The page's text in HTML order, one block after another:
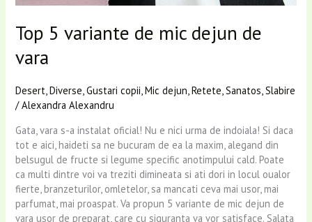
Top 5 variante de mic dejun de
vara
Desert,Diverse,Gustari copii,Mic dejun,Retete,Sanatos,Slabire
/Alexandra Alexandru
Gata, vara s-a instalat oficial! Nu e nici urma de indoiala! Si daca
tot e aici, haideti sa ne bucuram de ea la maxim, alegand din
belsugul de fructe si legume specific anotimpului cald. Poate
ca multi dintre voi va treziti dimineata si ati dori in locul oualor
fierte, branzeturilor, omletelor, sa mancati ceva mai usor, mai
parfumat, mai proaspat. Va propun 5 variante de mic dejun de
vara usor de preparat, care cu siguranta va vor satisface. Salata